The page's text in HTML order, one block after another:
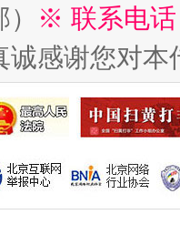
※ 联系电
诚感谢您对